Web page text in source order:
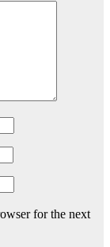
for the next